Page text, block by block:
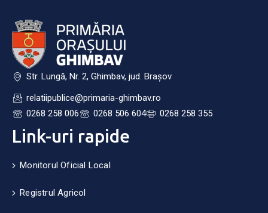
Str. Lungă, Nr. 2, Ghimbav, jud. Brașov
relatiipublice@primaria-ghimbav.ro
0268 258 006
0268 506 604 0268 258 355
Link-uri rapide
Monitorul Oficial Local
Registrul Agricol